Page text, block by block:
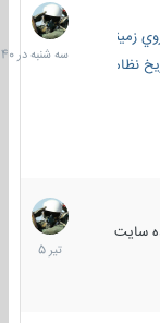
زميني
نظامی
سه
شنبه
در
سایت
16
تیر
1405